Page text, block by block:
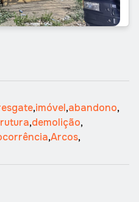
,imóvel,abandono,
,demolição,
,Arcos,